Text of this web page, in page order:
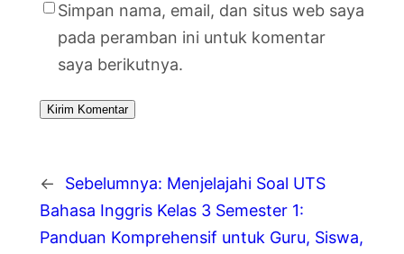
Simpan nama, email, dan situs web saya
pada peramban ini untuk komentar
saya berikutnya.
← Sebelumnya: Menjelajahi Soal UTS
Bahasa Inggris Kelas 3 Semester 1:
Panduan Komprehensif untuk Guru, Siswa,